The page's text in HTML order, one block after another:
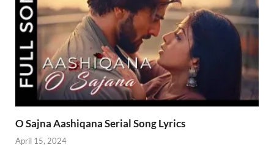
O Sajna Aashiqana Serial Song Lyrics
April 15, 2024